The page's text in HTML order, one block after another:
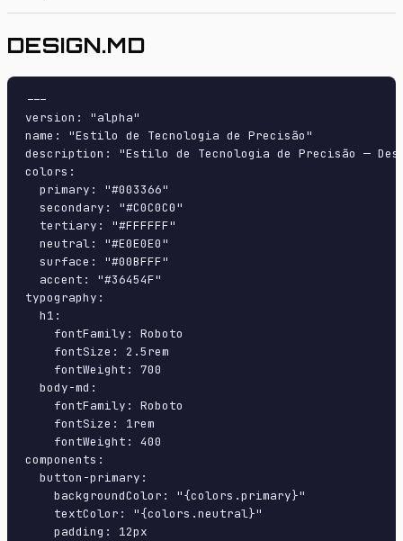
DESIGN.MD
---
version: "alpha"
name: "Estilo de Tecnologia de Precisão"
description: "Estilo de Tecnologia de Precisão —
colors:
  primary: "#003366"
  secondary: "#C0C0C0"
  tertiary: "#FFFFFF"
  neutral: "#E0E0E0"
  surface: "#00BFFF"
  accent: "#36454F"
typography:
  h1:
    fontFamily: Roboto
    fontSize: 2.5rem
    fontWeight: 700
  body-md:
    fontFamily: Roboto
    fontSize: 1rem
    fontWeight: 400
components:
  button-primary:
    backgroundColor: "{colors.primary}"
    textColor: "{colors.neutral}"
    padding: 12px